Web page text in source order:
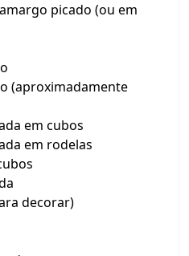
picado (ou em
(aproximadamente
em cubos
em rodelas
decorar)